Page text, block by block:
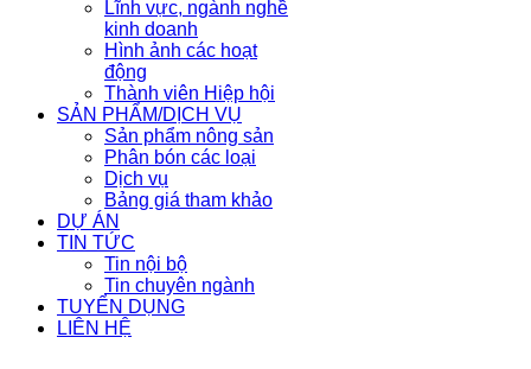
Lĩnh vực, ngành nghề
kinh doanh
Hình ảnh các hoạt
động
Thành viên Hiệp hội
SẢN PHẨM/DỊCH VỤ
Sản phẩm nông sản
Phân bón các loại
Dịch vụ
Bảng giá tham khảo
DỰ ÁN
TIN TỨC
Tin nội bộ
Tin chuyên ngành
TUYỂN DỤNG
LIÊN HỆ